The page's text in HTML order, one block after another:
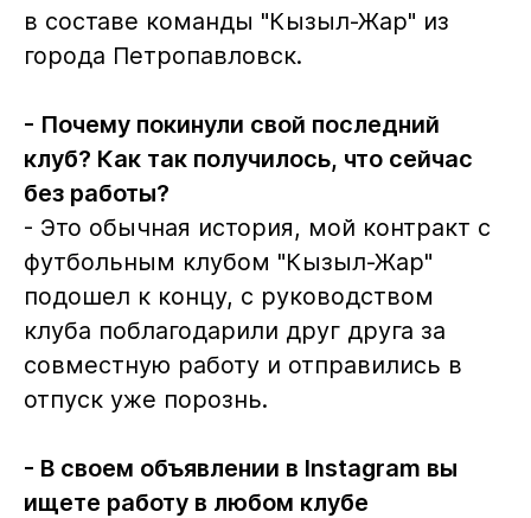
в составе команды "Кызыл-Жар" из
города Петропавловск.
- Почему покинули свой последний
клуб? Как так получилось, что сейчас
без работы?
- Это обычная история, мой контракт с
футбольным клубом "Кызыл-Жар"
подошел к концу, с руководством
клуба поблагодарили друг друга за
совместную работу и отправились в
отпуск уже порознь.
- В своем объявлении в Instagram вы
ищете работу в любом клубе